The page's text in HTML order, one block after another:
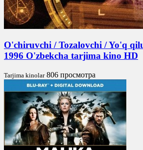
O'chiruvchi / Tozalovchi / Yo'q
1996 O'zbekcha tarjima kino HD
Tarjima kinolar 806 просмотра